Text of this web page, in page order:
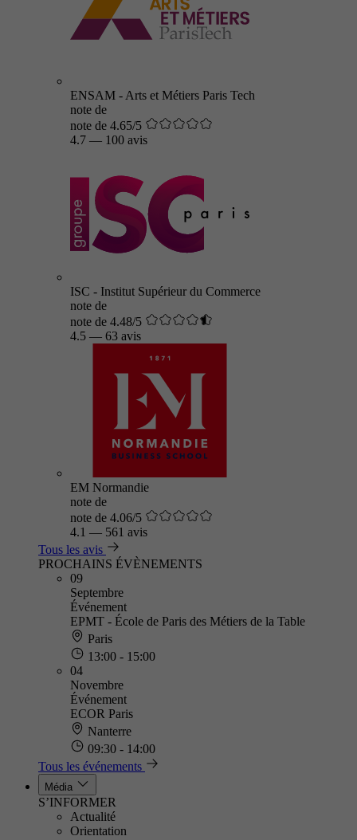
ENSAM - Arts et Métiers Paris Tech
note de
note de 4.65/5
4.7 — 100 avis
ISC - Institut Supérieur du Commerce
note de
note de 4.48/5
4.5 — 63 avis
EM Normandie
note de
note de 4.06/5
4.1 — 561 avis
Tous les avis
PROCHAINS ÉVÈNEMENTS
09
Septembre
Événement
EPMT - École de Paris des Métiers de la Table
Paris
13:00 - 15:00
04
Novembre
Événement
ECOR Paris
Nanterre
09:30 - 14:00
Tous les événements
Média
S’INFORMER
Actualité
Orientation